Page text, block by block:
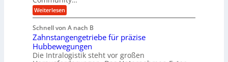
T
e
p
o
u
l
i
m
V
c
h
l
ä
c
h
e
o
l
o
g
i
e
s
b
Weiterlesen:
M
n
s
c
h
e
Schnell von A nach B
Zahnstangengetriebe für präzise
Hubbewegungen
Die Intralogistik steht vor großen